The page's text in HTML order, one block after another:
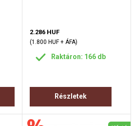
2.286 HUF
(1.800 HUF + ÁFA)
Raktáron: 166 db
Részletek